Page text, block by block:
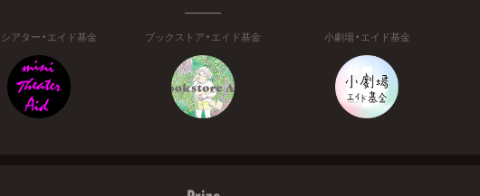
アター・エイド基金 ブックストア・エイド基金 小劇場・エイド基金